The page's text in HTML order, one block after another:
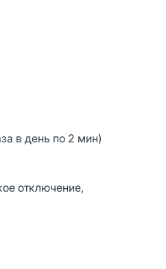
в день по 2 мин)
отключение,